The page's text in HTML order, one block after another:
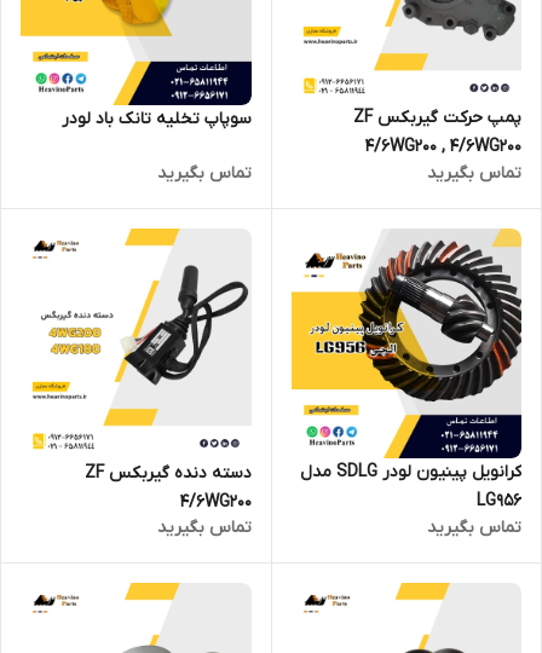
پمپ حرکت گیربکس ZF
4/6WG200 , 4/6WG200
تماس بگیرید
سوپاپ تخلیه تانک باد لودر
تماس بگیرید
کرانویل پینیون لودر SDLG مدل
LG956
تماس بگیرید
دسته دنده گیربکس ZF
4/6WG200
تماس بگیرید